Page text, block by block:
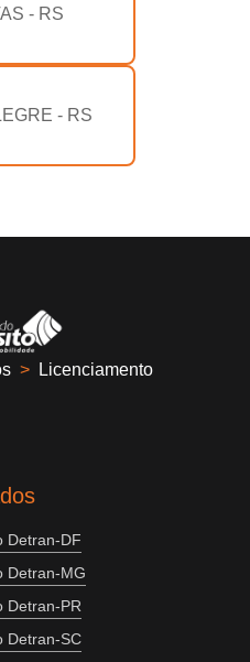
- RS
- RS
>
Licenciamento
Detran-DF
Detran-MG
Detran-PR
Detran-SC